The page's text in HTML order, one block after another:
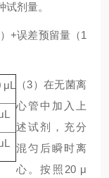
剂量。
+误差预留量（1
（3）在无菌离
心管中加入上
述试剂，充分
混匀后瞬时离
心。按照20 μ